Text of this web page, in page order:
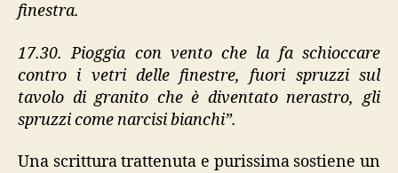
finestra.
17.30. Pioggia con vento che la fa schioccare
contro i vetri delle finestre, fuori spruzzi sul
tavolo di granito che è diventato nerastro, gli
spruzzi come narcisi bianchi”.
Una scrittura trattenuta e purissima sostiene un